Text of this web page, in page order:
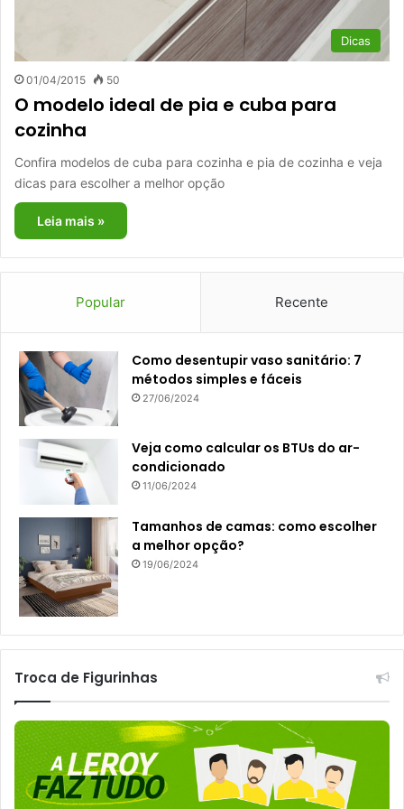
Dicas
01/04/2015 50
O modelo ideal de pia e cuba para
cozinha
Confira modelos de cuba para cozinha e pia de cozinha e veja
dicas para escolher a melhor opção
Leia mais »
Popular Recente
Como desentupir vaso sanitário: 7
métodos simples e fáceis
27/06/2024
Veja como calcular os BTUs do ar-
condicionado
11/06/2024
Tamanhos de camas: como escolher
a melhor opção?
19/06/2024
Troca de Figurinhas